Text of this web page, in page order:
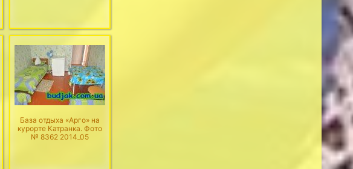
База отдыха «Арго» на
курорте Катранка. Фото
№ 8362 2014_05